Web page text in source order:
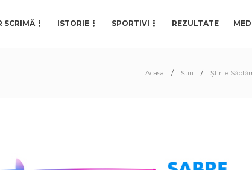
SCRIMĂ ISTORIE SPORTIVI REZULTATE
Acasa Știri Știrile